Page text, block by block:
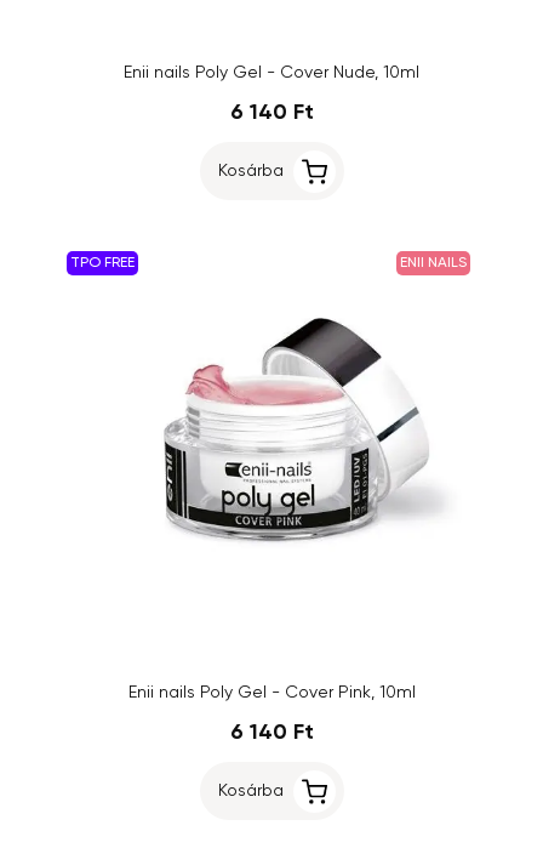
Enii nails Poly Gel - Cover Nude, 10ml
6 140 Ft
Kosárba
TPO FREE ENII NAILS
Enii nails Poly Gel - Cover Pink, 10ml
6 140 Ft
Kosárba